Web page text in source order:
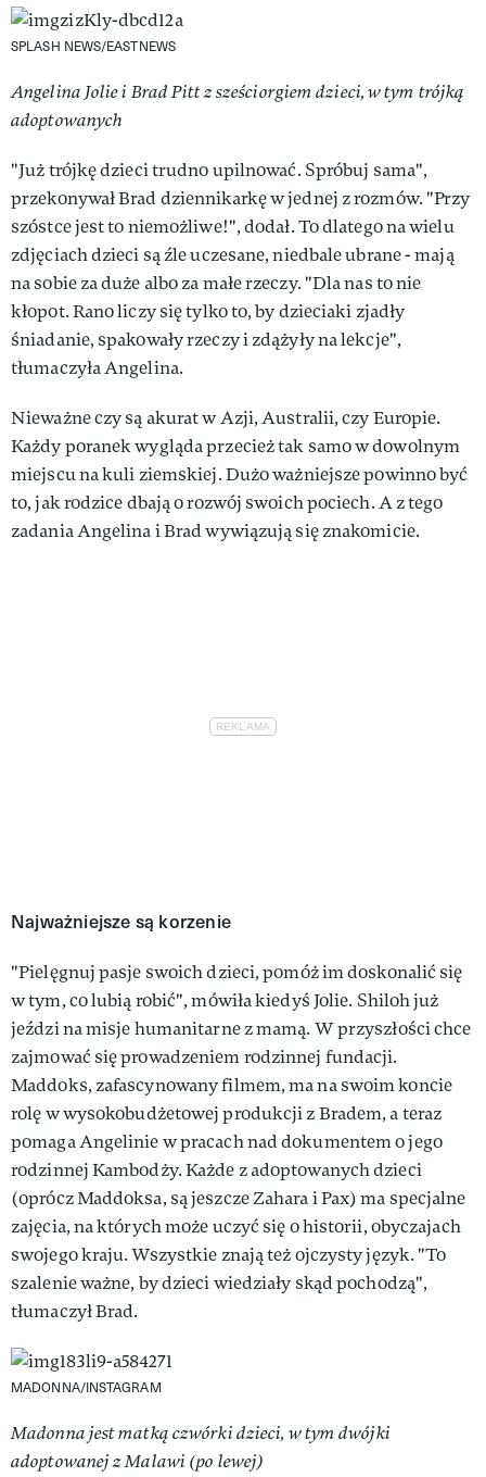
SPLASH NEWS/EASTNEWS
Angelina Jolie i Brad Pitt z sześciorgiem dzieci, w tym trójką
adoptowanych
"Już trójkę dzieci trudno upilnować. Spróbuj sama",
przekonywał Brad dziennikarkę w jednej z rozmów. "Przy
szóstce jest to niemożliwe!", dodał. To dlatego na wielu
zdjęciach dzieci są źle uczesane, niedbale ubrane - mają
na sobie za duże albo za małe rzeczy. "Dla nas to nie
kłopot. Rano liczy się tylko to, by dzieciaki zjadły
śniadanie, spakowały rzeczy i zdążyły na lekcje",
tłumaczyła Angelina.
Nieważne czy są akurat w Azji, Australii, czy Europie.
Każdy poranek wygląda przecież tak samo w dowolnym
miejscu na kuli ziemskiej. Dużo ważniejsze powinno być
to, jak rodzice dbają o rozwój swoich pociech. A z tego
zadania Angelina i Brad wywiązują się znakomicie.
Najważniejsze są korzenie
"Pielęgnuj pasje swoich dzieci, pomóż im doskonalić się
w tym, co lubią robić", mówiła kiedyś Jolie. Shiloh już
jeździ na misje humanitarne z mamą. W przyszłości chce
zajmować się prowadzeniem rodzinnej fundacji.
Maddoks, zafascynowany filmem, ma na swoim koncie
rolę w wysokobudżetowej produkcji z Bradem, a teraz
pomaga Angelinie w pracach nad dokumentem o jego
rodzinnej Kambodży. Każde z adoptowanych dzieci
(oprócz Maddoksa, są jeszcze Zahara i Pax) ma specjalne
zajęcia, na których może uczyć się o historii, obyczajach
swojego kraju. Wszystkie znają też ojczysty język. "To
szalenie ważne, by dzieci wiedziały skąd pochodzą",
tłumaczył Brad.
MADONNA/INSTAGRAM
Madonna jest matką czwórki dzieci, w tym dwójki
adoptowanej z Malawi (po lewej)